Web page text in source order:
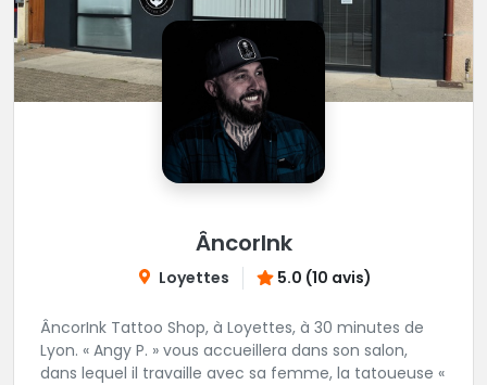
ÂncorInk
Loyettes 5.0 (10 avis)
ÂncorInk Tattoo Shop, à Loyettes, à 30 minutes de
Lyon. « Angy P. » vous accueillera dans son salon,
dans lequel il travaille avec sa femme, la tatoueuse «